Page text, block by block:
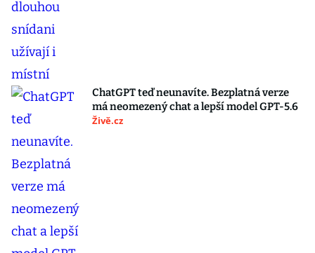
ChatGPT teď neunavíte. Bezplatná verze
má neomezený chat a lepší model GPT-5.6
Živě.cz